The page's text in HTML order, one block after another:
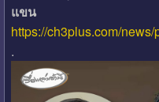
แขน
https://ch3plus.com/
.